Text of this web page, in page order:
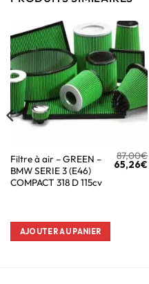
Filtre à air – GREEN –
BMW SERIE 3 (E46)
COMPACT 318 D 115cv
87,00€
65,26€
AJOUTER AU PANIER